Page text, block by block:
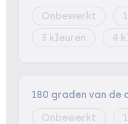
Onbewerkt 1
3
4
180 graden van de
Onbewerkt
1